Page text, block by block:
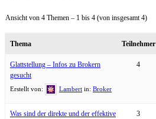
Ansicht von 4 Themen – 1 bis 4 (von insgesamt 4)
Thema Teilnehmer
Glattstellung – Infos zu Brokern
gesucht
Erstellt von: Lambert in: Broker
4
Was sind der direkte und der effektive
3